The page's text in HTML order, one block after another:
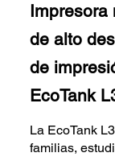
Impresora
de alto
de
EcoTank
La EcoTank
familias,